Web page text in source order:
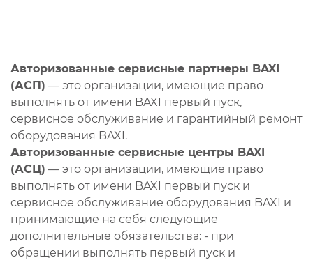
Авторизованные сервисные партнеры BAXI
(АСП) — это организации, имеющие право
выполнять от имени BAXI первый пуск,
сервисное обслуживание и гарантийный ремонт
оборудования BAXI.
Авторизованные сервисные центры BAXI
(АСЦ) — это организации, имеющие право
выполнять от имени BAXI первый пуск и
сервисное обслуживание оборудования BAXI и
принимающие на себя следующие
дополнительные обязательства: - при
обращении выполнять первый пуск и